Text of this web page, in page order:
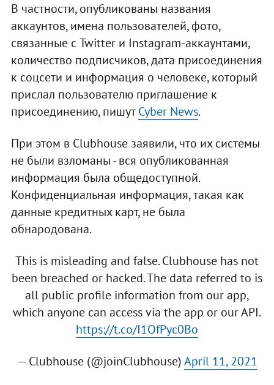
В частности, опубликованы названия
аккаунтов, имена пользователей, фото,
связанные с Twitter и Instagram-аккаунтами,
количество подписчиков, дата присоединения
к соцсети и информация о человеке, который
прислал пользователю приглашение к
присоединению, пишутCyber News.
При этом в Clubhouse заявили, что их системы
не были взломаны - вся опубликованная
информация была общедоступной.
Конфиденциальная информация, такая как
данные кредитных карт, не была
обнародована.
This is misleading and false. Clubhouse has not
been breached or hacked. The data referred to is
all public profile information from our app,
which anyone can access via the app or our API.
https://t.co/I1OfPyc0Bo
— Clubhouse (@joinClubhouse)April 11, 2021